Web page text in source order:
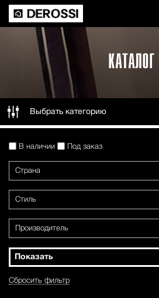
КАТАЛОГ
Выбрать категорию
В наличии Под заказ
Страна
Стиль
Производитель
Показать
Сбросить фильтр